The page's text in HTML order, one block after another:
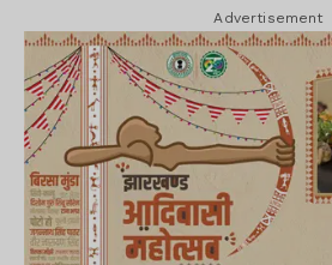
Advertisement